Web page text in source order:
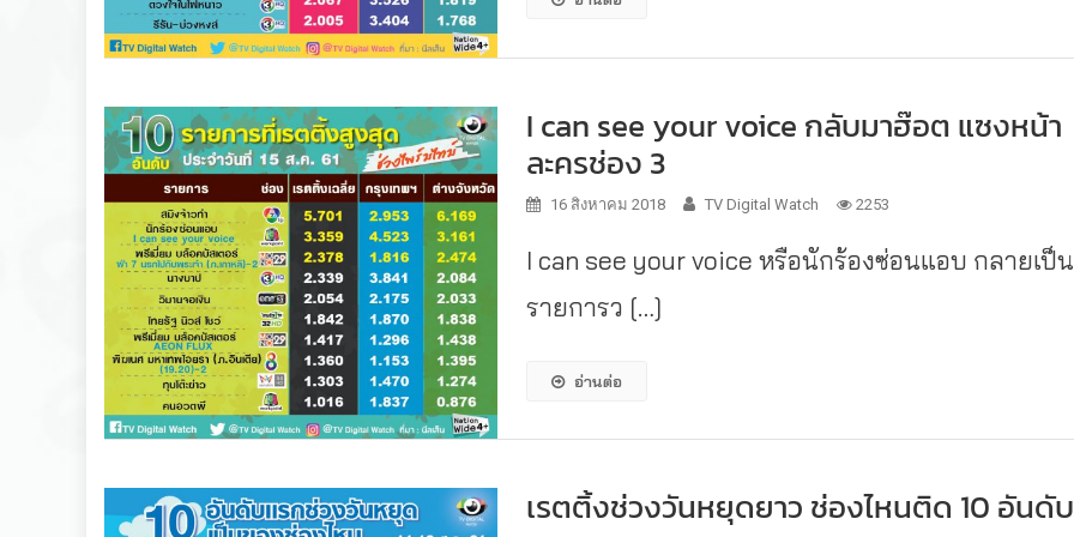
I can see your voice กลับมาฮ๊อต แซงหน้า
ละครช่อง 3
16 สิงหาคม 2018 TV Digital Watch 2253
I can see your voice หรือนักร้องซ่อนแอบ กลายเป็น
รายการว […]
อ่านต่อ
เรตติ้งช่วงวันหยุดยาว ช่องไหนติด 10 อันดับ